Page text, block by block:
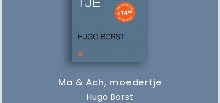
Ma & Ach, moedertje
Hugo Borst